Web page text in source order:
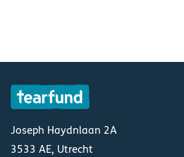
Joseph Haydnlaan 2A
3533 AE, Utrecht